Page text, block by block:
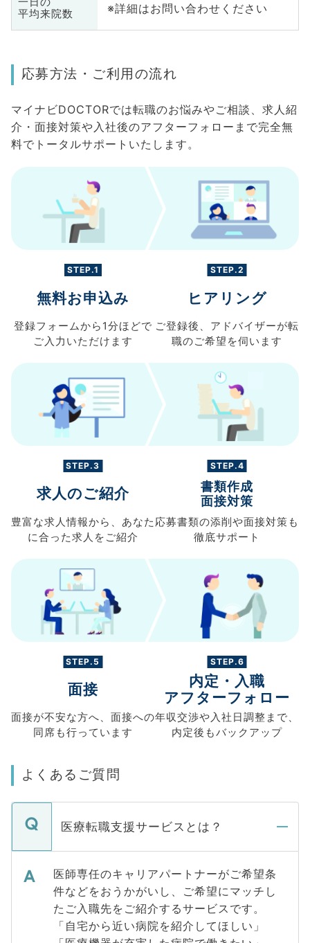
平均来院数
※詳細はお問い合わせください
応募方法・ご利用の流れ
マイナビDOCTORでは転職のお悩みやご相談、求人紹
介・面接対策や入社後のアフターフォローまで完全無
料でトータルサポートいたします。
STEP.1
無料お申込み
登録フォームから 1分ほどで
ご入力 いただけます
STEP.2
ヒアリング
ご登録後、 アドバイザーが転
職のご希望を伺います
STEP.3
求人のご紹介
豊富な求人情報から、 あなた
に合った求人を ご紹介
STEP.4
書類作成
面接対策
応募書類の添削や面接対策も
徹底サポート
STEP.5
面接
面接が不安な方へ、 面接への
同席も行っています
STEP.6
内定・入職
アフターフォロー
年収交渉や入社日調整まで、
内定後もバックアップ
よくあるご質問
医療転職支援サービスとは？
医師専任のキャリアパートナーがご希望条
件などをおうかがいし、ご希望にマッチし
たご入職先をご紹介するサービスです。
「自宅から近い病院を紹介してほしい」